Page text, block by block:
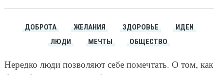
ДОБРОТА ЖЕЛАНИЯ ЗДОРОВЬЕ
ИДЕИ
ЛЮДИ
МЕЧТЫ ОБЩЕСТВО
Нередко люди позволяют себе помечтать. О том, как